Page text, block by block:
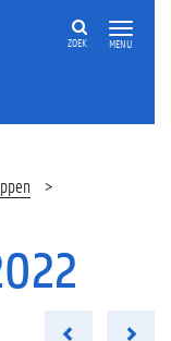
MENU
ZOEK